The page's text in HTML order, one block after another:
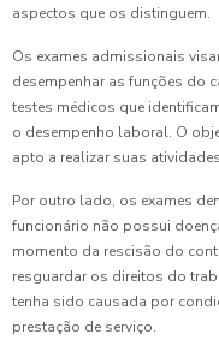
aspectos que os distinguem.
Os exames admissionais
desempenhar as funções do
testes médicos que
o desempenho laboral. O
apto a realizar suas
Por outro lado, os exames
funcionário não possui
momento da rescisão do
resguardar os direitos do
tenha sido causada por
prestação de serviço.